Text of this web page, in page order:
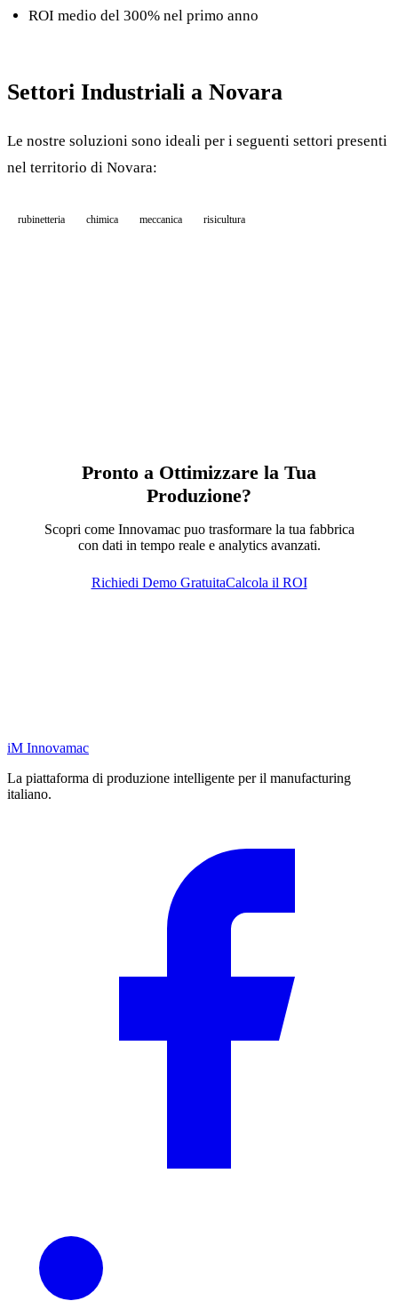
ROI medio del 300% nel primo anno
Settori Industriali a Novara
Le nostre soluzioni sono ideali per i seguenti settori presenti
nel territorio di Novara:
rubinetteria chimica meccanica risicultura
Pronto a Ottimizzare la Tua
Produzione?
Scopri come Innovamac puo trasformare la tua fabbrica
con dati in tempo reale e analytics avanzati.
Richiedi Demo GratuitaCalcola il ROI
iM Innovamac
La piattaforma di produzione intelligente per il manufacturing
italiano.